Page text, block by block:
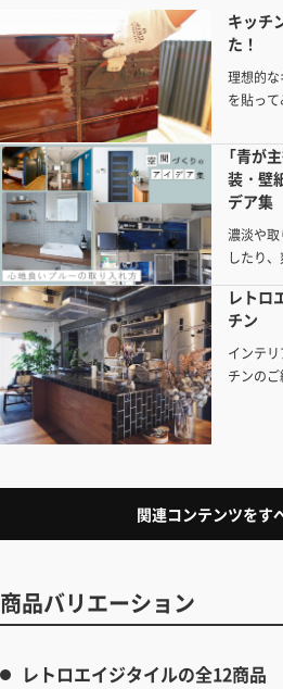
キッチ
た！
理想的
を貼っ
「青が
装・壁
デア集
濃淡や
したり
した空
材使いな
レトロ
チン
インテ
チンのご
関連コンテンツをす
商品バリエーション
レトロエイジタイルの全12商品